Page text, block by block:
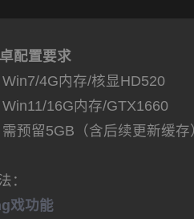
配置要求
Win7/4G内存/核显HD520
Win11/16G内存/GTX1660
需预留5GB（含后续更新缓存
：
戏功能